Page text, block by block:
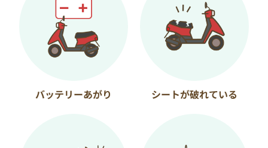
バッテリーあがり シートが破れている